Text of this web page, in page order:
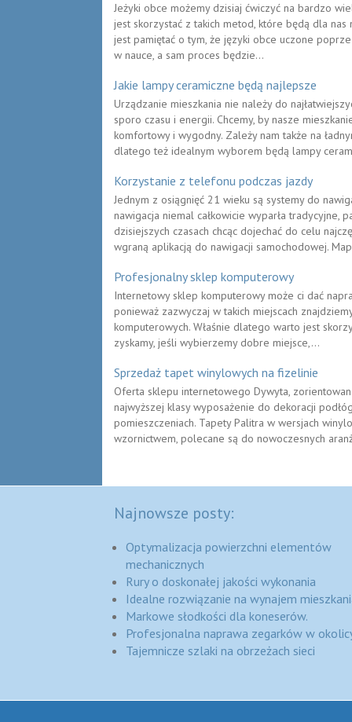
Jeżyki obce możemy dzisiaj ćwiczyć na bardzo
jest skorzystać z takich metod, które będą dla
jest pamiętać o tym, że języki obce uczone
w nauce, a sam proces będzie...
Jakie lampy ceramiczne będą najlepsze
Urządzanie mieszkania nie należy do
sporo czasu i energii. Chcemy, by nasze
komfortowy i wygodny. Zależy nam także na
dlatego też idealnym wyborem będą lampy
Korzystanie z telefonu podczas jazdy
Jednym z osiągnięć 21 wieku są systemy do
nawigacja niemal całkowicie wyparła tradycyjne,
dzisiejszych czasach chcąc dojechać do celu
wgraną aplikacją do nawigacji samochodowej.
Profesjonalny sklep komputerowy
Internetowy sklep komputerowy może ci dać
ponieważ zazwyczaj w takich miejscach
komputerowych. Właśnie dlatego warto jest
zyskamy, jeśli wybierzemy dobre miejsce,...
Sprzedaż tapet winylowych na fizelinie
Oferta sklepu internetowego Dywyta,
najwyższej klasy wyposażenie do dekoracji
pomieszczeniach. Tapety Palitra w wersjach
wzornictwem, polecane są do nowoczesnych
Najnowsze posty:
Optymalizacja powierzchni elementów
mechanicznych
Rury o doskonałej jakości wykonania
Idealne rozwiązanie na wynajem
Markowe słodkości dla koneserów.
Profesjonalna naprawa zegarków w
Tajemnicze szlaki na obrzeżach sieci